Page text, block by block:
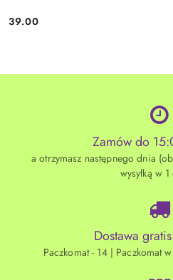
Cena:
39.00
Zamów do
a otrzymasz następnego dnia
wysyłką w
Dostawa
Paczkomat - 14 | Paczkomat